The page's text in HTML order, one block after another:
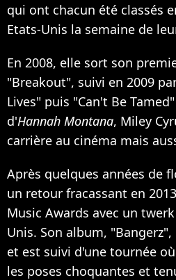
qui ont chacun été classés
Etats-Unis la semaine de
En 2008, elle sort son
"Breakout", suivi en 2009
Lives" puis "Can't Be
d'Hannah Montana, Miley
carrière au cinéma mais
Après quelques années de
un retour fracassant en
Music Awards avec un
Unis. Son album,
et est suivi d'une tournée
les poses choquantes et